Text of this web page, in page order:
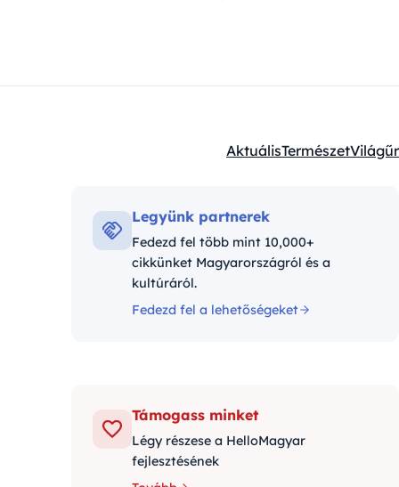
Kategóriák:
AktuálisTermészetVilágűr
Legyünk partnerek
Fedezd fel több mint 10,000+
cikkünket Magyarországról és a
kultúráról.
Fedezd fel a lehetőségeket
Támogass minket
Légy részese a HelloMagyar
fejlesztésének